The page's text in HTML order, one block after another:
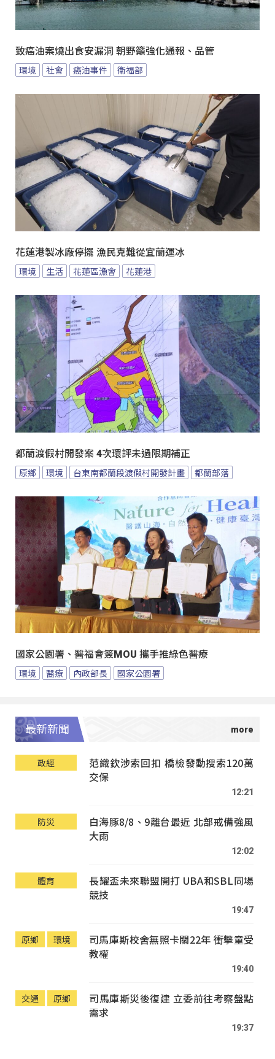
致癌油案燒出食安漏洞 朝野籲強化通報、品管
環境 社會 癌油事件 衛福部
花蓮港製冰廠停擺 漁民克難從宜蘭運冰
環境 生活 花蓮區漁會 花蓮港
都蘭渡假村開發案 4次環評未過限期補正
原鄉 環境 台東南都蘭段渡假村開發計畫 都蘭部落
國家公園署、醫福會簽MOU 攜手推綠色醫療
環境 醫療 內政部長 國家公園署
最新新聞
政經
范織欽涉索回扣 橋檢發動搜索120萬
交保
12:21
防災
白海豚8/8、9離台最近 北部戒備強風
大雨
12:02
體育
長耀盃未來聯盟開打 UBA和SBL同場
競技
19:47
原鄉 環境
司馬庫斯校舍無照卡關22年 衝擊童受
教權
19:40
交通 原鄉
司馬庫斯災後復建 立委前往考察盤點
需求
19:37